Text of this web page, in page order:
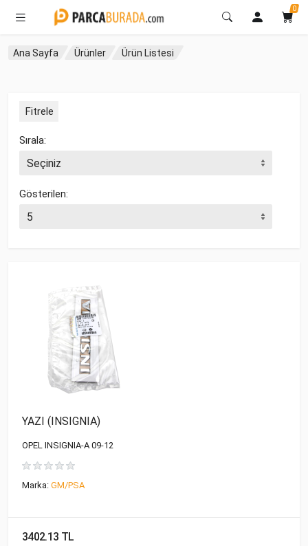
0
Ana Sayfa Ürünler Ürün Listesi
Fitrele
Sırala:
Gösterilen:
YAZI (INSIGNIA)
OPEL INSIGNIA-A 09-12
Marka: GM/PSA
3402.13 TL